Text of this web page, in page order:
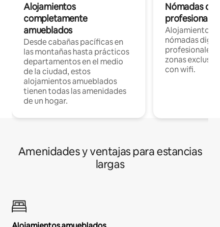
Alojamientos
completamente
amueblados
Desde cabañas pacíficas en
las montañas hasta prácticos
departamentos en el medio
de la ciudad, estos
alojamientos amueblados
tienen todas las amenidades
de un hogar.
Nómadas
Alojamientos
nómadas
profesionales
zonas
con wifi.
Amenidades y ventajas para estancias
largas